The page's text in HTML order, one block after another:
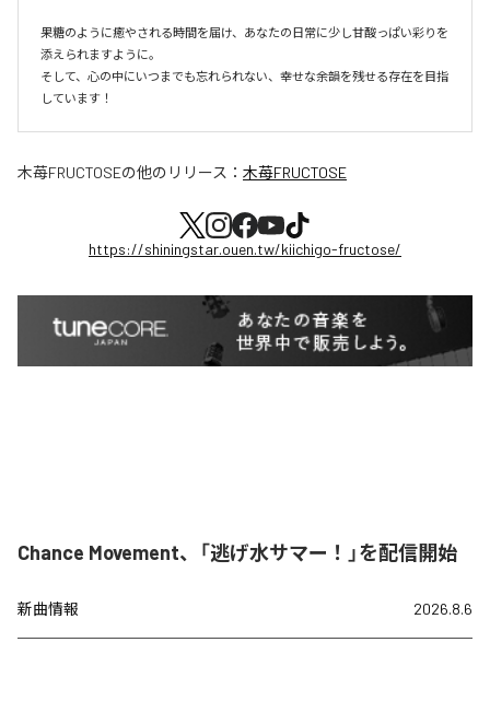
果糖のように癒やされる時間を届け、あなたの日常に少し甘酸っぱい彩りを
添えられますように。
そして、心の中にいつまでも忘れられない、幸せな余韻を残せる存在を目指
しています！
木苺FRUCTOSEの他のリリース： 木苺FRUCTOSE
https://shiningstar.ouen.tw/kiichigo-fructose/
Chance Movement、「逃げ水サマー！」を配信開始
新曲情報 2026.8.6